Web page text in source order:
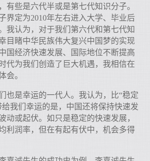
有些是六代半或是第七代知识分子。
界定为2010年左右进入大学、毕业后
我认为，对于我们第六代和第七代知
目睹中华民族伟大复兴中国梦的实现
国经济快速发展、国际地位不断提高
代为我们创造了巨大机遇，我相信在
会。
也是幸运的一代人。我认为，比“稳定
我们幸运的是，中国还将保持快速发
动或起伏。如只是稳定的快速发展，
利润率，但在有起有伏中，机会多得